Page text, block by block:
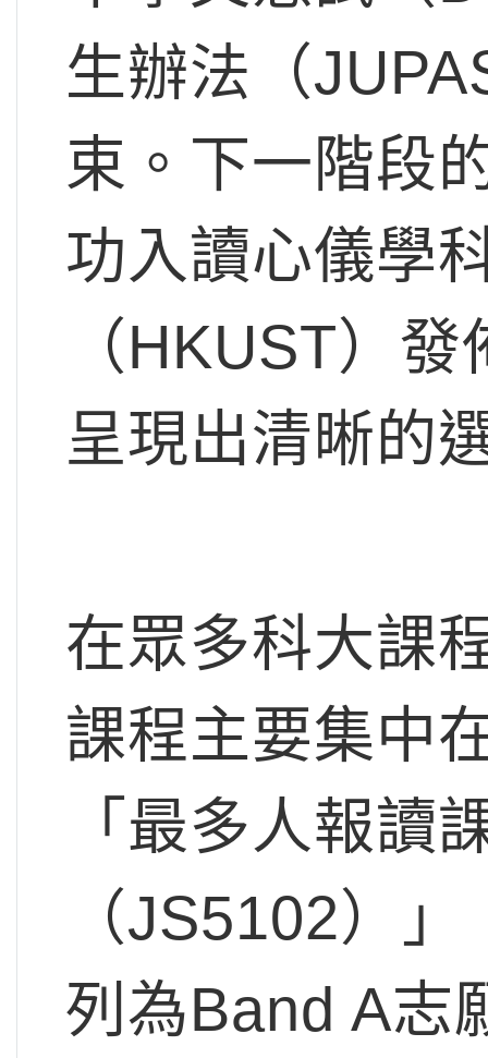
生辦法（
束。下一階段
功入讀心儀學
（HKUST）
呈現出清晰的
在眾多科大課
課程主要集中
「最多人報讀
（JS5102）
列為Band A志